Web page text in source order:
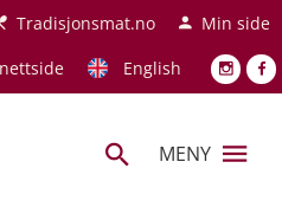
Tradisjonsmat.no
Min side
English
MENY